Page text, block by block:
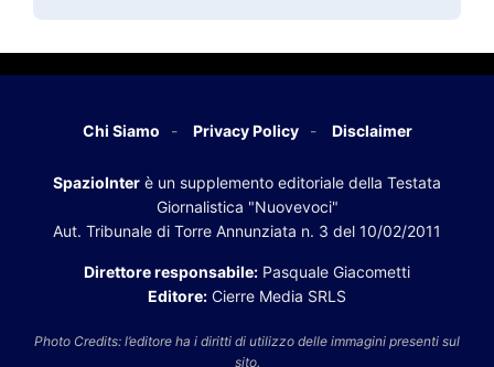
Chi Siamo Privacy Policy Disclaimer
SpazioInter è un supplemento editoriale della Testata
Giornalistica "Nuovevoci"
Aut. Tribunale di Torre Annunziata n. 3 del 10/02/2011
Direttore responsabile: Pasquale Giacometti
Editore: Cierre Media SRLS
Photo Credits: l’editore ha i diritti di utilizzo delle immagini presenti sul
sito.